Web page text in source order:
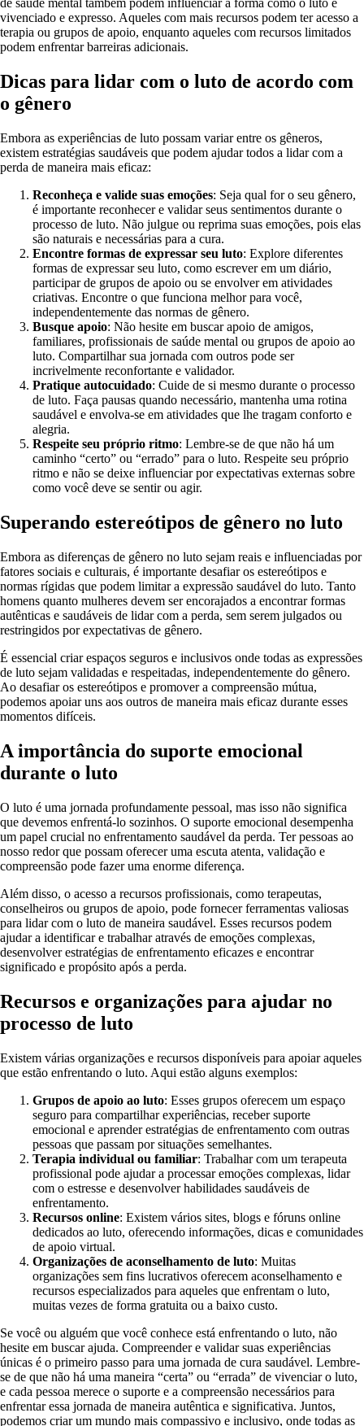
de saúde mental também podem influenciar a forma como o luto é
vivenciado e expresso. Aqueles com mais recursos podem ter acesso a
terapia ou grupos de apoio, enquanto aqueles com recursos limitados
podem enfrentar barreiras adicionais.
Dicas para lidar com o luto de acordo com
o gênero
Embora as experiências de luto possam variar entre os gêneros,
existem estratégias saudáveis que podem ajudar todos a lidar com a
perda de maneira mais eficaz:
Reconheça e valide suas emoções: Seja qual for o seu gênero,
é importante reconhecer e validar seus sentimentos durante o
processo de luto. Não julgue ou reprima suas emoções, pois elas
são naturais e necessárias para a cura.
Encontre formas de expressar seu luto: Explore diferentes
formas de expressar seu luto, como escrever em um diário,
participar de grupos de apoio ou se envolver em atividades
criativas. Encontre o que funciona melhor para você,
independentemente das normas de gênero.
Busque apoio: Não hesite em buscar apoio de amigos,
familiares, profissionais de saúde mental ou grupos de apoio ao
luto. Compartilhar sua jornada com outros pode ser
incrivelmente reconfortante e validador.
Pratique autocuidado: Cuide de si mesmo durante o processo
de luto. Faça pausas quando necessário, mantenha uma rotina
saudável e envolva-se em atividades que lhe tragam conforto e
alegria.
Respeite seu próprio ritmo: Lembre-se de que não há um
caminho “certo” ou “errado” para o luto. Respeite seu próprio
ritmo e não se deixe influenciar por expectativas externas sobre
como você deve se sentir ou agir.
Superando estereótipos de gênero no luto
Embora as diferenças de gênero no luto sejam reais e influenciadas por
fatores sociais e culturais, é importante desafiar os estereótipos e
normas rígidas que podem limitar a expressão saudável do luto. Tanto
homens quanto mulheres devem ser encorajados a encontrar formas
autênticas e saudáveis de lidar com a perda, sem serem julgados ou
restringidos por expectativas de gênero.
É essencial criar espaços seguros e inclusivos onde todas as expressões
de luto sejam validadas e respeitadas, independentemente do gênero.
Ao desafiar os estereótipos e promover a compreensão mútua,
podemos apoiar uns aos outros de maneira mais eficaz durante esses
momentos difíceis.
A importância do suporte emocional
durante o luto
O luto é uma jornada profundamente pessoal, mas isso não significa
que devemos enfrentá-lo sozinhos. O suporte emocional desempenha
um papel crucial no enfrentamento saudável da perda. Ter pessoas ao
nosso redor que possam oferecer uma escuta atenta, validação e
compreensão pode fazer uma enorme diferença.
Além disso, o acesso a recursos profissionais, como terapeutas,
conselheiros ou grupos de apoio, pode fornecer ferramentas valiosas
para lidar com o luto de maneira saudável. Esses recursos podem
ajudar a identificar e trabalhar através de emoções complexas,
desenvolver estratégias de enfrentamento eficazes e encontrar
significado e propósito após a perda.
Recursos e organizações para ajudar no
processo de luto
Existem várias organizações e recursos disponíveis para apoiar aqueles
que estão enfrentando o luto. Aqui estão alguns exemplos:
Grupos de apoio ao luto: Esses grupos oferecem um espaço
seguro para compartilhar experiências, receber suporte
emocional e aprender estratégias de enfrentamento com outras
pessoas que passam por situações semelhantes.
Terapia individual ou familiar: Trabalhar com um terapeuta
profissional pode ajudar a processar emoções complexas, lidar
com o estresse e desenvolver habilidades saudáveis de
enfrentamento.
Recursos online: Existem vários sites, blogs e fóruns online
dedicados ao luto, oferecendo informações, dicas e comunidades
de apoio virtual.
Organizações de aconselhamento de luto: Muitas
organizações sem fins lucrativos oferecem aconselhamento e
recursos especializados para aqueles que enfrentam o luto,
muitas vezes de forma gratuita ou a baixo custo.
Se você ou alguém que você conhece está enfrentando o luto, não
hesite em buscar ajuda. Compreender e validar suas experiências
únicas é o primeiro passo para uma jornada de cura saudável. Lembre-
se de que não há uma maneira “certa” ou “errada” de vivenciar o luto,
e cada pessoa merece o suporte e a compreensão necessários para
enfrentar essa jornada de maneira autêntica e significativa. Juntos,
podemos criar um mundo mais compassivo e inclusivo, onde todas as